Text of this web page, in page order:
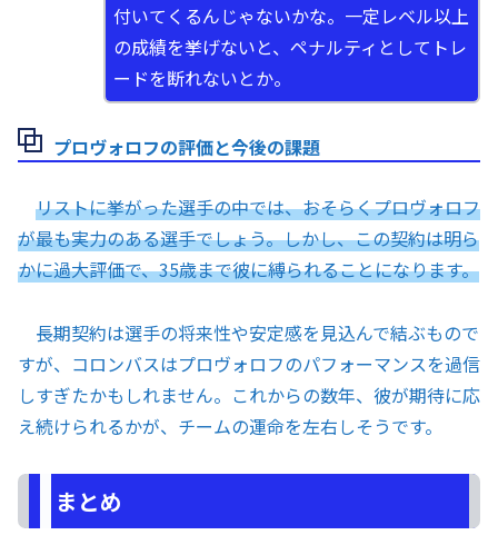
付いてくるんじゃないかな。一定レベル以上
の成績を挙げないと、ペナルティとしてトレ
ードを断れないとか。
プロヴォロフの評価と今後の課題
リストに挙がった選手の中では、おそらくプロヴォロフ
が最も実力のある選手でしょう。しかし、この契約は明ら
かに過大評価で、35歳まで彼に縛られることになります。
長期契約は選手の将来性や安定感を見込んで結ぶもので
すが、コロンバスはプロヴォロフのパフォーマンスを過信
しすぎたかもしれません。これからの数年、彼が期待に応
え続けられるかが、チームの運命を左右しそうです。
まとめ